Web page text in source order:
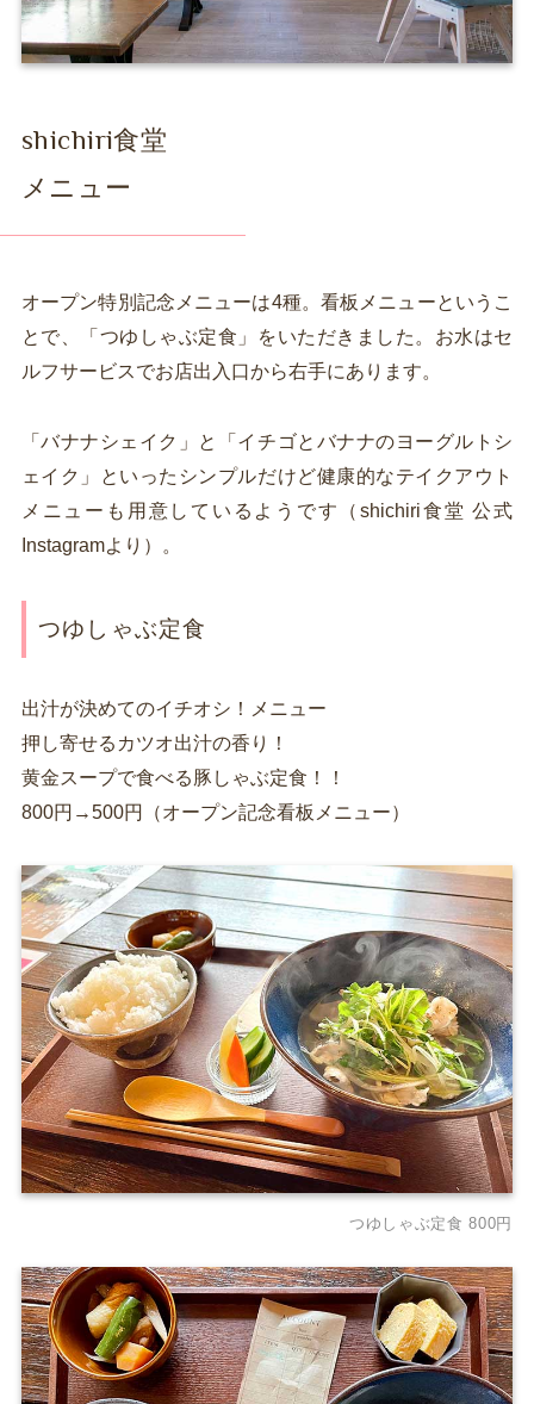
shichiri食堂
メニュー
オープン特別記念メニューは4種。看板メニューというこ
とで、「つゆしゃぶ定食」をいただきました。お水はセ
ルフサービスでお店出入口から右手にあります。
「バナナシェイク」と「イチゴとバナナのヨーグルトシ
ェイク」といったシンプルだけど健康的なテイクアウト
メニューも用意しているようです（shichiri食堂 公式
Instagramより）。
つゆしゃぶ定食
出汁が決めてのイチオシ！メニュー
押し寄せるカツオ出汁の香り！
黄金スープで食べる豚しゃぶ定食！！
800円→500円（オープン記念看板メニュー）
つゆしゃぶ定食 800円